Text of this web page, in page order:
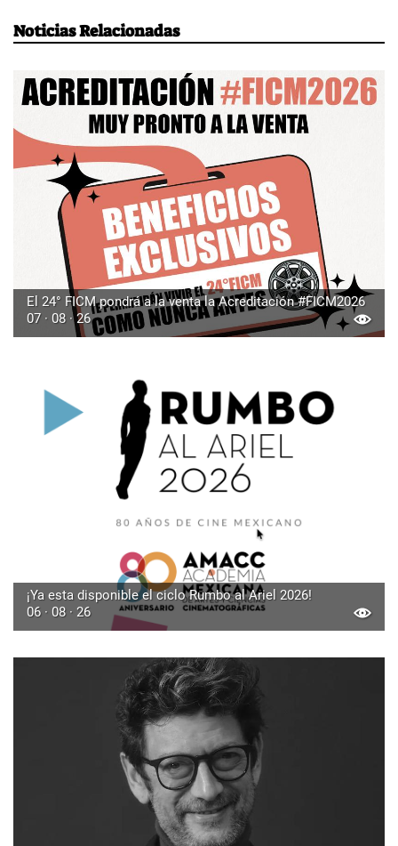
Noticias Relacionadas
El 24° FICM pondrá a la venta la Acreditación #FICM2026
07 · 08 · 26
¡Ya esta disponible el ciclo Rumbo al Ariel 2026!
06 · 08 · 26